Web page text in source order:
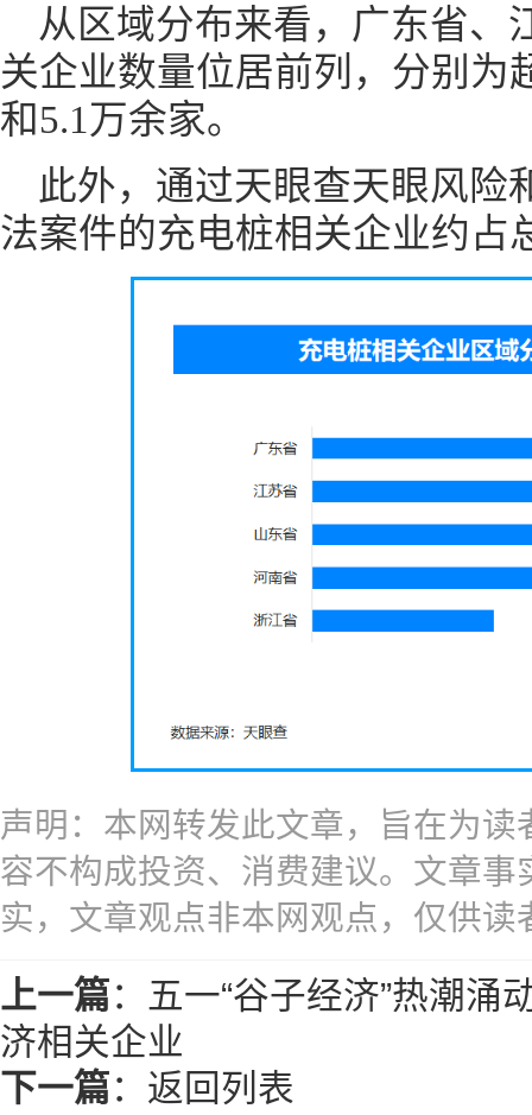
从区域分布来看，广东省、
关企业数量位居前列，分别为
和5.1万余家。
此外，通过天眼查天眼风险
法案件的充电桩相关企业约占
声明：本网转发此文章，旨在为
容不构成投资、消费建议。文章
实，文章观点非本网观点，仅供读
上一篇： 五一“谷子经济”热潮涌
济相关企业
下一篇： 返回列表